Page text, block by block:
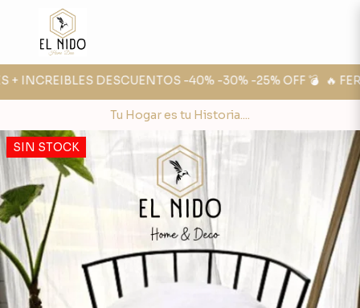
INCREIBLES DESCUENTOS -40% -30% -25% OFF 💣 🔥
Tu Hogar es tu Historia....
SIN STOCK